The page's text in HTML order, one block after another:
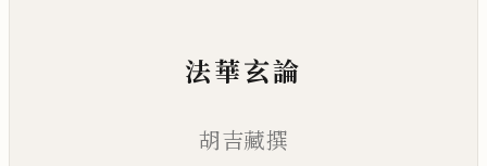
法華玄論
胡吉藏撰